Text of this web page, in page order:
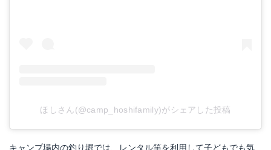
ほしさん(@camp_hoshifamily)がシェアした投稿
キャンプ場内の釣り堀では、レンタル竿を利用して子どもでも気